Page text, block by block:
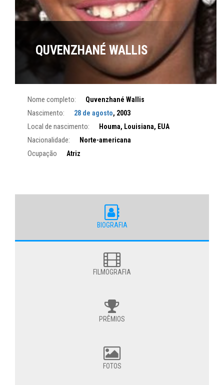
QUVENZHANÉ WALLIS
Nome completo: Quvenzhané Wallis
Nascimento: 28 de agosto, 2003
Local de nascimento: Houma, Louisiana, EUA
Nacionalidade: Norte-americana
Ocupação Atriz
BIOGRAFIA
FILMOGRAFIA
PRÊMIOS
FOTOS